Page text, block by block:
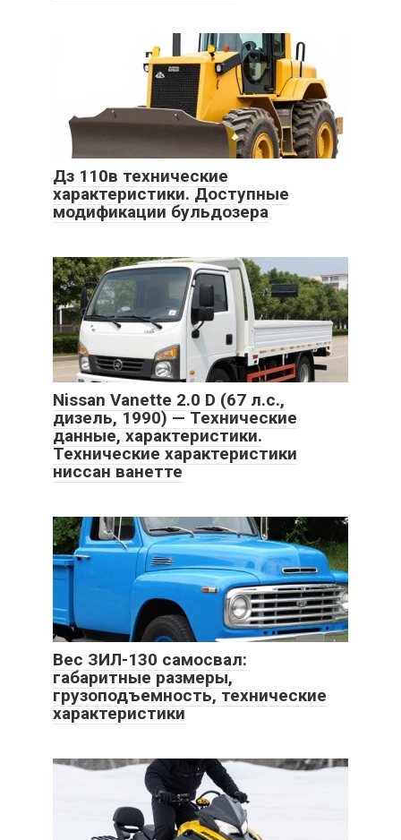
Дз 110в технические
характеристики. Доступные
модификации бульдозера
Nissan Vanette 2.0 D (67 л.с.,
дизель, 1990) — Технические
данные, характеристики.
Технические характеристики
ниссан ванетте
Вес ЗИЛ-130 самосвал:
габаритные размеры,
грузоподъемность, технические
характеристики